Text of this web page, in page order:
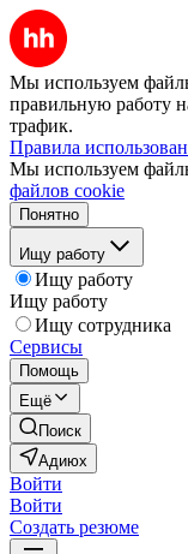
Мы используем
правильную работу
трафик.
Правила
Мы используем
файлов cookie
Понятно
Ищу работу
Ищу работу
Ищу работу
Ищу сотрудника
Сервисы
Помощь
Ещё
Поиск
Адиюх
Войти
Войти
Создать резюме